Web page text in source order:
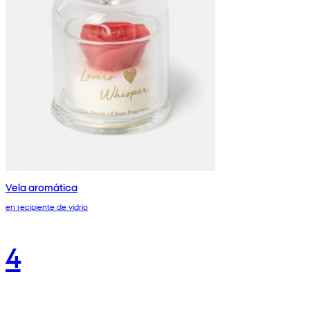
Vela aromática
en recipiente de vidrio
4